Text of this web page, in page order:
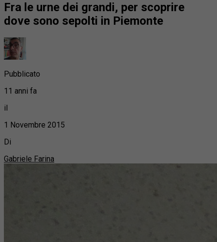
Fra le urne dei grandi, per scoprire
dove sono sepolti in Piemonte
Pubblicato
11 anni fa
il
1 Novembre 2015
Di
Gabriele Farina